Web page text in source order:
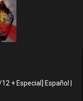
+ Especial] Español |